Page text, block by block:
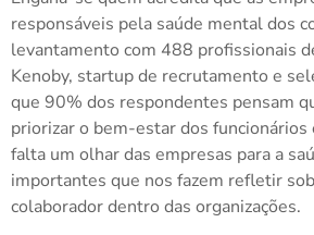
responsáveis pela saúde mental dos
levantamento com 488 profissionais
Kenoby, startup de recrutamento e
que 90% dos respondentes pensam
priorizar o bem-estar dos
falta um olhar das empresas para a
importantes que nos fazem refletir
colaborador dentro das organizações.